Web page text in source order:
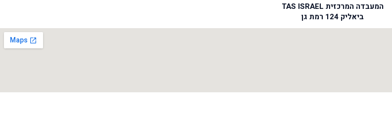
המעבדה המרכזית TAS ISRAEL
ביאליק 124 רמת גן